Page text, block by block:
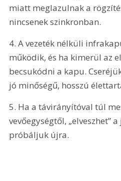
miatt meglazulnak a
nincsenek szinkronban.
4. A vezeték nélküli
működik, és ha kimerül az
becsukódni a kapu.
jó minőségű, hosszú
5. Ha a távirányítóval túl
vevőegységtől, „elveszhet”
próbáljuk újra.